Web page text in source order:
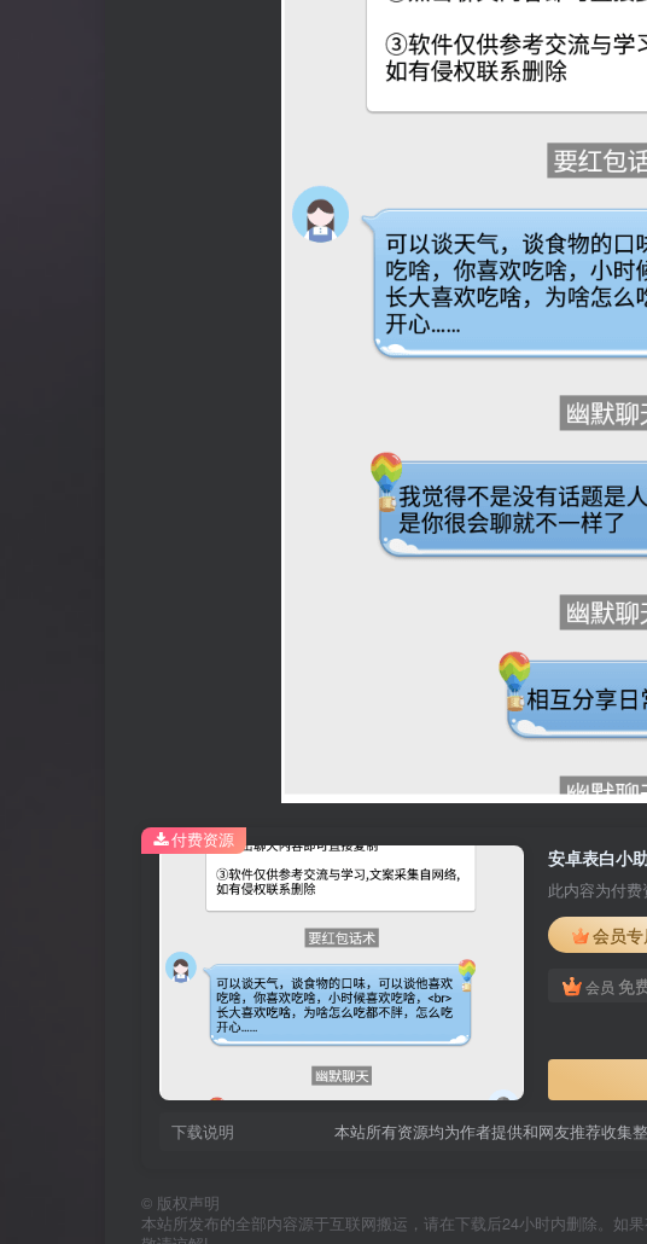
安卓表白小
此内容为付
会员
会员 免
下载说明 本站所有资源均为作者提供和网友推荐收集
付费资源
© 版权声明
本站所发布的全部内容源于互联网搬运，请在下载后24小时内删除。如